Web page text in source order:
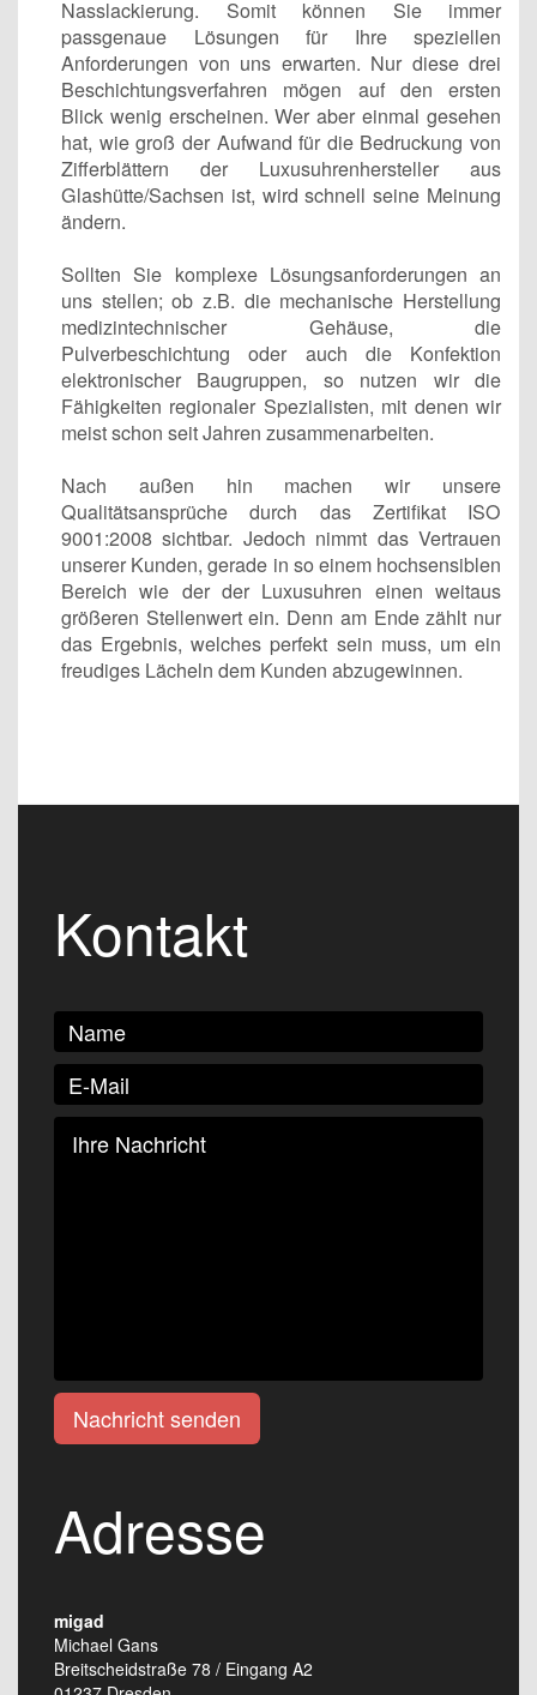
Nasslackierung. Somit können Sie immer
passgenaue Lösungen für Ihre speziellen
Anforderungen von uns erwarten. Nur diese drei
Beschichtungsverfahren mögen auf den ersten
Blick wenig erscheinen. Wer aber einmal gesehen
hat, wie groß der Aufwand für die Bedruckung von
Zifferblättern der Luxusuhrenhersteller aus
Glashütte/Sachsen ist, wird schnell seine Meinung
ändern.
Sollten Sie komplexe Lösungsanforderungen an
uns stellen; ob z.B. die mechanische Herstellung
medizintechnischer Gehäuse, die
Pulverbeschichtung oder auch die Konfektion
elektronischer Baugruppen, so nutzen wir die
Fähigkeiten regionaler Spezialisten, mit denen wir
meist schon seit Jahren zusammenarbeiten.
Nach außen hin machen wir unsere
Qualitätsansprüche durch das Zertifikat ISO
9001:2008 sichtbar. Jedoch nimmt das Vertrauen
unserer Kunden, gerade in so einem hochsensiblen
Bereich wie der der Luxusuhren einen weitaus
größeren Stellenwert ein. Denn am Ende zählt nur
das Ergebnis, welches perfekt sein muss, um ein
freudiges Lächeln dem Kunden abzugewinnen.
Kontakt
Nachricht senden
Adresse
migad
Michael Gans
Breitscheidstraße 78 / Eingang A2